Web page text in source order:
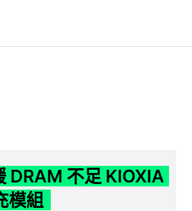
DRAM 不足 KIOXIA
模組